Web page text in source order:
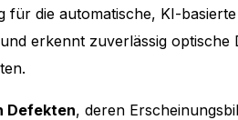
für die automatische, KI-
erkennt zuverlässig optische
Defekten, deren